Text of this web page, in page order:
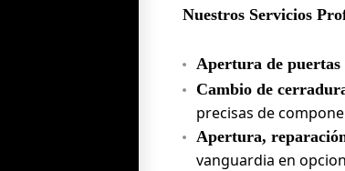
Nuestros Servicios
Apertura de
Cambio de
precisas de
Apertura,
vanguardia en